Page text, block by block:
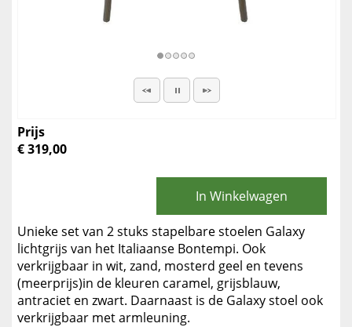
Prijs
€ 319,00
In Winkelwagen
Unieke set van 2 stuks stapelbare stoelen Galaxy
lichtgrijs van het Italiaanse Bontempi. Ook
verkrijgbaar in wit, zand, mosterd geel en tevens
(meerprijs)in de kleuren caramel, grijsblauw,
antraciet en zwart. Daarnaast is de Galaxy stoel ook
verkrijgbaar met armleuning.